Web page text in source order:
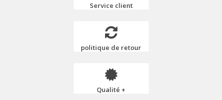
Service client
politique de retour
Qualité +